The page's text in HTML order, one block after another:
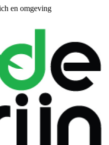
en omgeving